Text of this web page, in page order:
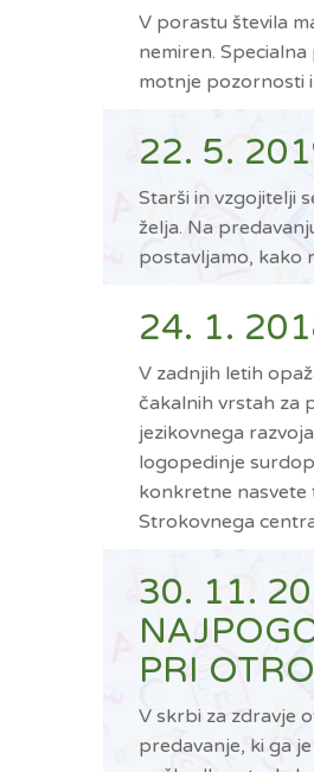
V porastu števila
nemiren.
motnje pozornosti
22. 5.
Starši in vzgojitelji
želja. Na
postavljamo, kako
24. 1.
V zadnjih letih
čakalnih vrstah za
jezikovnega
logopedinje
konkretne nasvete
Strokovnega
30. 11.
PRI
V skrbi za zdravje
predavanje, ki ga